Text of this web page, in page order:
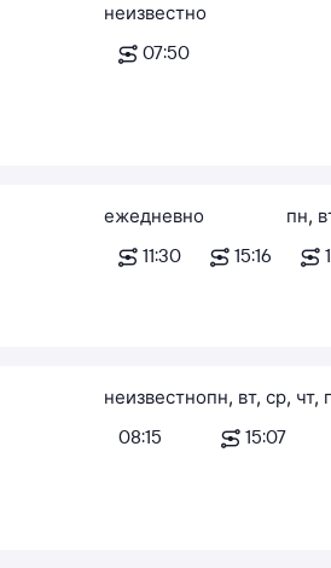
неизвестно
07:50
ежедневно
11:30
15:16
пн,
неизвестно
08:15
пн, вт, ср, чт,
15:07